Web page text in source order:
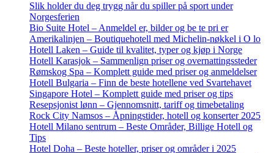
Slik holder du deg trygg når du spiller på sport under
Norgesferien
Bio Suite Hotel – Anmeldel er, bilder og be te pri er
Amerikalinjen – Boutiquehotell med Michelin-nøkkel i O lo
Hotell Laken – Guide til kvalitet, typer og kjøp i Norge
Hotell Karasjok – Sammenlign priser og overnattingssteder
Rømskog Spa – Komplett guide med priser og anmeldelser
Hotell Bulgaria – Finn de beste hotellene ved Svartehavet
Singapore Hotel – Komplett guide med priser og tips
Resepsjonist lønn – Gjennomsnitt, tariff og timebetaling
Rock City Namsos – Åpningstider, hotell og konserter 2025
Hotell Milano sentrum – Beste Områder, Billige Hotell og
Tips
Hotel Doha – Beste hoteller, priser og områder i 2025